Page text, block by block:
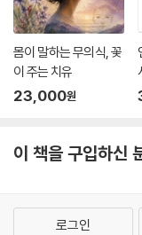
몸이 말하는 무의식, 꽃
이 주는 치유
23,000원
이 책을 구입하신
로그인